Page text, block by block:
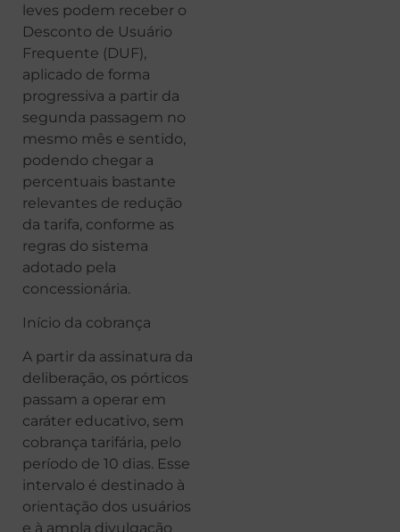
leves podem receber o
Desconto de Usuário
Frequente (DUF),
aplicado de forma
progressiva a partir da
segunda passagem no
mesmo mês e sentido,
podendo chegar a
percentuais bastante
relevantes de redução
da tarifa, conforme as
regras do sistema
adotado pela
concessionária.
Início da cobrança
A partir da assinatura da
deliberação, os pórticos
passam a operar em
caráter educativo, sem
cobrança tarifária, pelo
período de 10 dias. Esse
intervalo é destinado à
orientação dos usuários
e à ampla divulgação